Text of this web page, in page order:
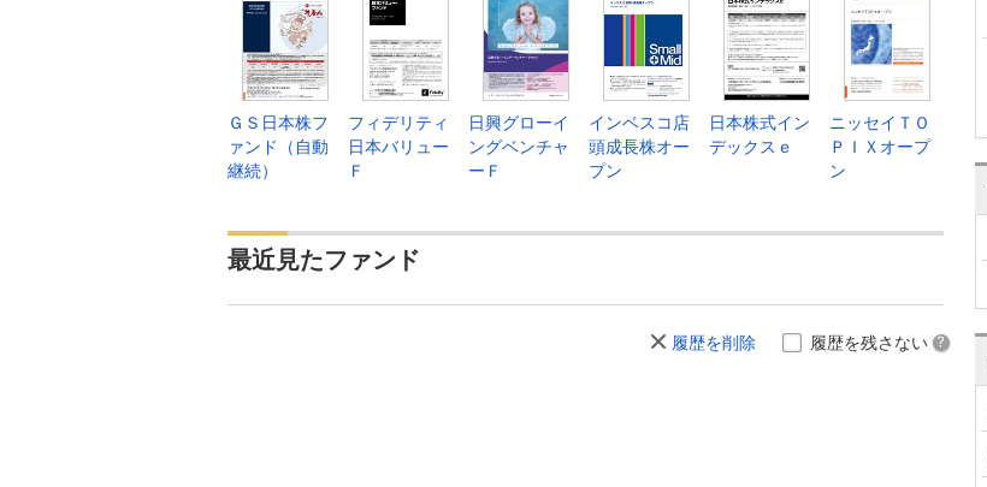
ＧＳ日本株フ
ァンド（自動
継続）
フィデリティ
日本バリュー
Ｆ
日興グローイ
ングベンチャ
ーＦ
インベスコ店
頭成長株オー
プン
日本株式イン
デックスｅ
ニッセイＴＯ
ＰＩＸオープ
ン
最近見たファンド
履歴を削除 履歴を残さない